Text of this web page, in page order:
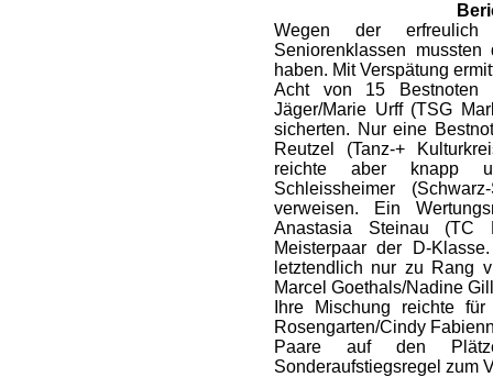
Wegen der
Seniorenklassen
haben. Mit Verspätung
Acht von 15 Bestnoten
Jäger/Marie Urff (TSG
sicherten. Nur eine
Reutzel (Tanz-+
reichte aber knapp
Schleissheimer
verweisen. Ein
Anastasia Steinau (TC
Meisterpaar der D-
letztendlich nur zu Rang
Marcel Goethals/Nadine
Ihre Mischung reichte
Rosengarten/Cindy
Paare auf den
Sonderaufstiegsregel zum